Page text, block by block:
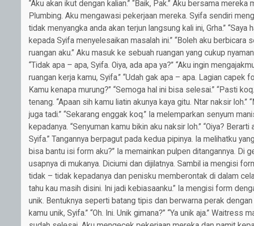
“Aku akan ikut dengan kalian.” “Baik, Pak.” Aku bersama
Plumbing. Aku mengawasi pekerjaan mereka. Syifa sendiri
tidak menyangka anda akan terjun langsung kali ini, Grha.” “Saya
kepada Syifa menyelesaikan masalah ini.” “Boleh aku berbicara
ruangan aku.” Aku masuk ke sebuah ruangan yang cukup
“Tidak apa – apa, Syifa. Oiya, ada apa ya?” “Aku ingin
ruangan kerja kamu, Syifa.” “Udah gak apa – apa. Lagian capek
Kamu kenapa murung?” “Semoga hal ini bisa selesai.” “Pasti
tenang. “Apaan sih kamu liatin akunya kaya gitu. Ntar naksir loh.”
juga tadi.” “Sekarang enggak koq.” Ia melemparkan senyum
kepadanya. “Senyuman kamu bikin aku naksir loh.” “Oiya?
Syifa.” Tangannya berpagut pada kedua pipinya. Ia melihatku
bisa bantu isi form aku?” Ia memainkan pulpen ditangannya. Di
usapnya di mukanya. Diciumi dan dijilatnya. Sambil ia mengisi
tidak – tidak kepadanya dan penisku memberontak di dalam
tahu kau masih disini. Ini jadi kebiasaanku.” Ia mengisi form
unik. Bentuknya seperti batang tipis dan berwarna perak
kamu unik, Syifa.” “Oh. Ini. Unik gimana?” “Ya unik aja.”